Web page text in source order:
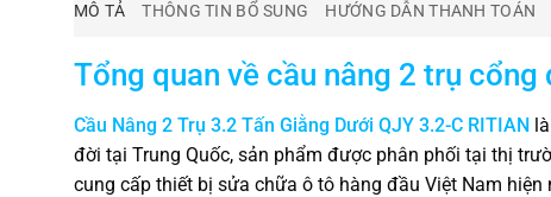
MÔ TẢ THÔNG TIN BỔ SUNG HƯỚNG DẪN THANH TOÁN
Tổng quan về cầu nâng 2 trụ cổng
Cầu Nâng 2 Trụ 3.2 Tấn Giằng Dưới QJY 3.2-C RITIAN
đời tại Trung Quốc, sản phẩm được phân phối tại thị
cung cấp thiết bị sửa chữa ô tô hàng đầu Việt Nam hiện